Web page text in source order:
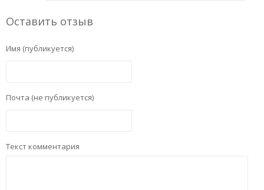
Оставить отзыв
Имя (публикуется)
Почта (не публикуется)
Текст комментария